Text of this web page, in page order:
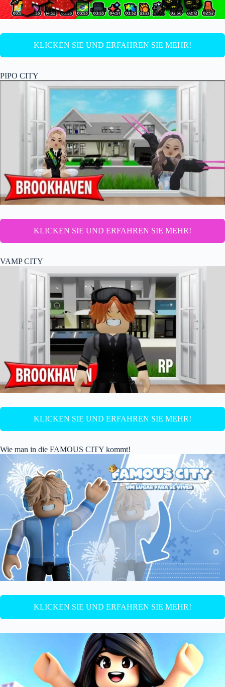
KLICKEN SIE UND ERFAHREN SIE MEHR!
PIPO CITY
KLICKEN SIE UND ERFAHREN SIE MEHR!
VAMP CITY
KLICKEN SIE UND ERFAHREN SIE MEHR!
Wie man in die FAMOUS CITY kommt!
KLICKEN SIE UND ERFAHREN SIE MEHR!